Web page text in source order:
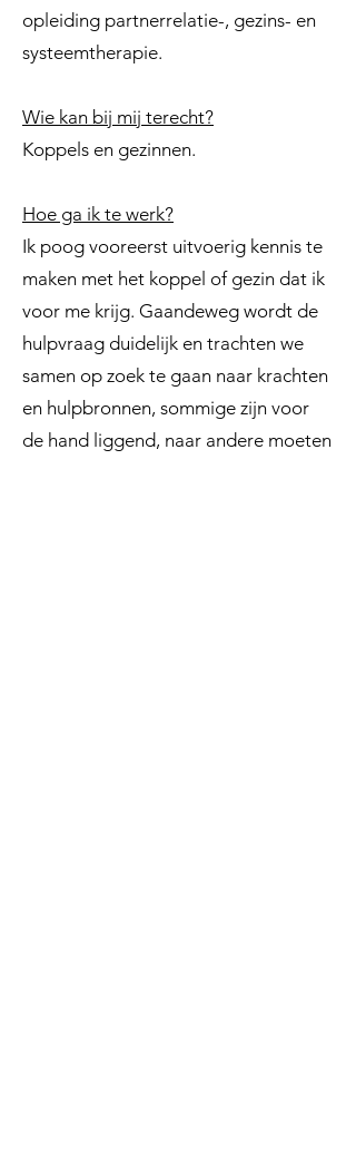
opleiding partnerrelatie-, gezins- en
systeemtherapie.
Wie kan bij mij terecht?
Koppels en gezinnen.
Hoe ga ik te werk?
Ik poog vooreerst uitvoerig kennis te
maken met het koppel of gezin dat ik
voor me krijg. Gaandeweg wordt de
hulpvraag duidelijk en trachten we
samen op zoek te gaan naar krachten
en hulpbronnen, sommige zijn voor
de hand liggend, naar andere moeten